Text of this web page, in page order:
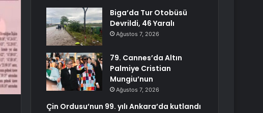
Biga’da Tur Otobüsü
Devrildi, 46 Yaralı
Ağustos 7, 2026
79. Cannes’da Altın
Palmiye Cristian
Mungiu’nun
Ağustos 7, 2026
Çin Ordusu’nun 99. yılı Ankara’da kutlandı